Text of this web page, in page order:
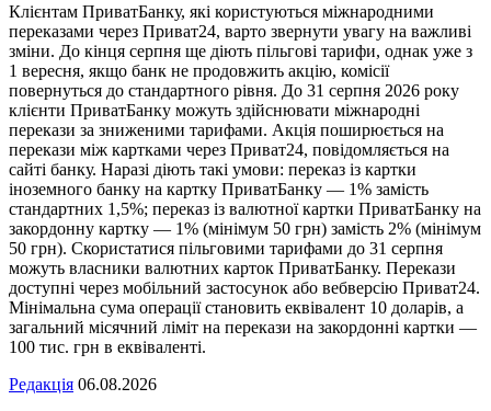
Клієнтам ПриватБанку, які користуються міжнародними
переказами через Приват24, варто звернути увагу на важливі
зміни. До кінця серпня ще діють пільгові тарифи, однак уже з
1 вересня, якщо банк не продовжить акцію, комісії
повернуться до стандартного рівня. До 31 серпня 2026 року
клієнти ПриватБанку можуть здійснювати міжнародні
перекази за зниженими тарифами. Акція поширюється на
перекази між картками через Приват24, повідомляється на
сайті банку. Наразі діють такі умови: переказ із картки
іноземного банку на картку ПриватБанку — 1% замість
стандартних 1,5%; переказ із валютної картки ПриватБанку на
закордонну картку — 1% (мінімум 50 грн) замість 2% (мінімум
50 грн). Скористатися пільговими тарифами до 31 серпня
можуть власники валютних карток ПриватБанку. Перекази
доступні через мобільний застосунок або вебверсію Приват24.
Мінімальна сума операції становить еквівалент 10 доларів, а
загальний місячний ліміт на перекази на закордонні картки —
100 тис. грн в еквіваленті.
Редакція 06.08.2026